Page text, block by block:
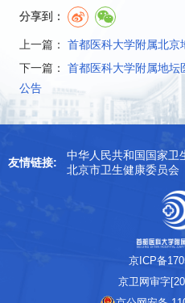
分享到：
上一篇：
首都医科大学附属北京
下一篇：
首都医科大学附属地坛
公告
友情链接:
中华人民共和国国家卫
北京市卫生健康委员会
京ICP备
京卫网审字